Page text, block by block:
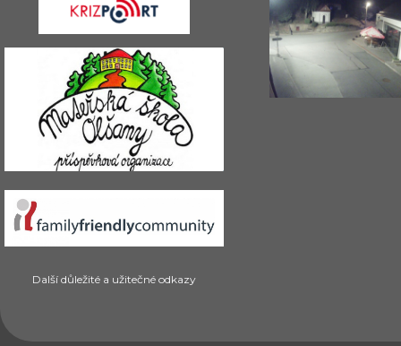
Další důležité a užitečné odkazy